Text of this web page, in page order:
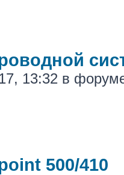
13:32 в
500/410